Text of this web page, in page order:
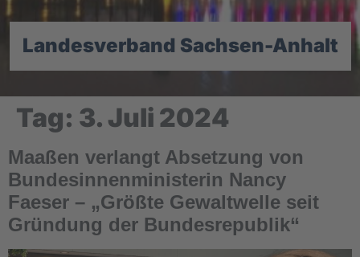
Landesverband Sachsen-Anhalt
Tag: 3. Juli 2024
Maaßen verlangt Absetzung von
Bundesinnenministerin Nancy
Faeser – „Größte Gewaltwelle seit
Gründung der Bundesrepublik“